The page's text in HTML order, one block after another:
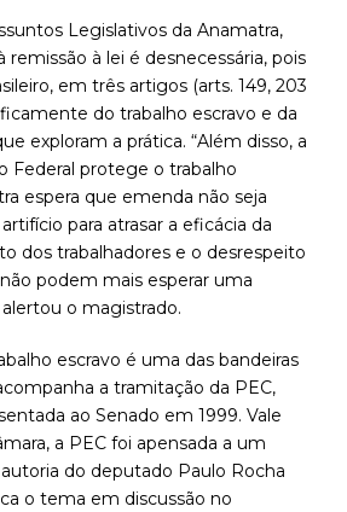
Legislativos da Anamatra,
remissão à lei é desnecessária, pois
em três artigos (arts. 149, 203
do trabalho escravo e da
exploram a prática. “Além disso, a
Federal protege o trabalho
espera que emenda não seja
para atrasar a eficácia da
dos trabalhadores e o desrespeito
podem mais esperar uma
o magistrado.
escravo é uma das bandeiras
a tramitação da PEC,
ao Senado em 1999. Vale
a PEC foi apensada a um
do deputado Paulo Rocha
o tema em discussão no